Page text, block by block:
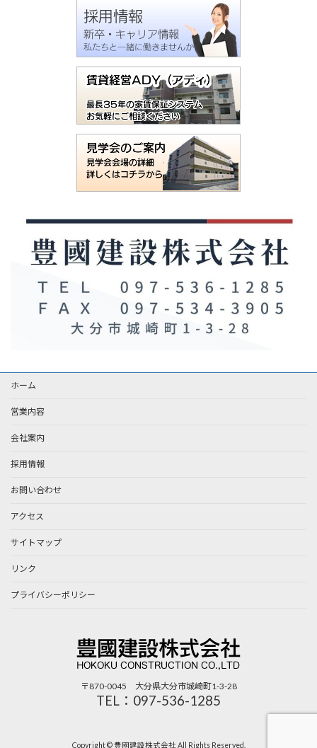
ホーム
営業内容
会社案内
採用情報
お問い合わせ
アクセス
サイトマップ
リンク
プライバシーポリシー
〒870-0045 大分県大分市城崎町1-3-28
TEL：097-536-1285
Copyright © 豊國建設株式会社 All Rights Reserved.